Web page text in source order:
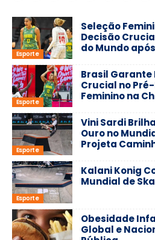
Esporte
Seleção
Decisão
do Mundo
Esporte
Brasil
Crucial no
Feminino na
Esporte
Vini Sardi
Ouro no
Projeta
Esporte
Kalani Konig
Mundial de
Obesidade
Global e